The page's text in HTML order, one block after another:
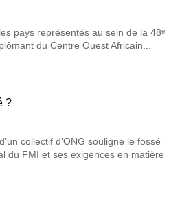
pays représentés au sein de la 48ᵉ
du Centre Ouest Africain...
?
collectif d’ONG souligne le fossé
du FMI et ses exigences en matière